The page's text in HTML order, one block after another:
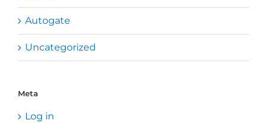
Autogate
Uncategorized
Meta
Log in